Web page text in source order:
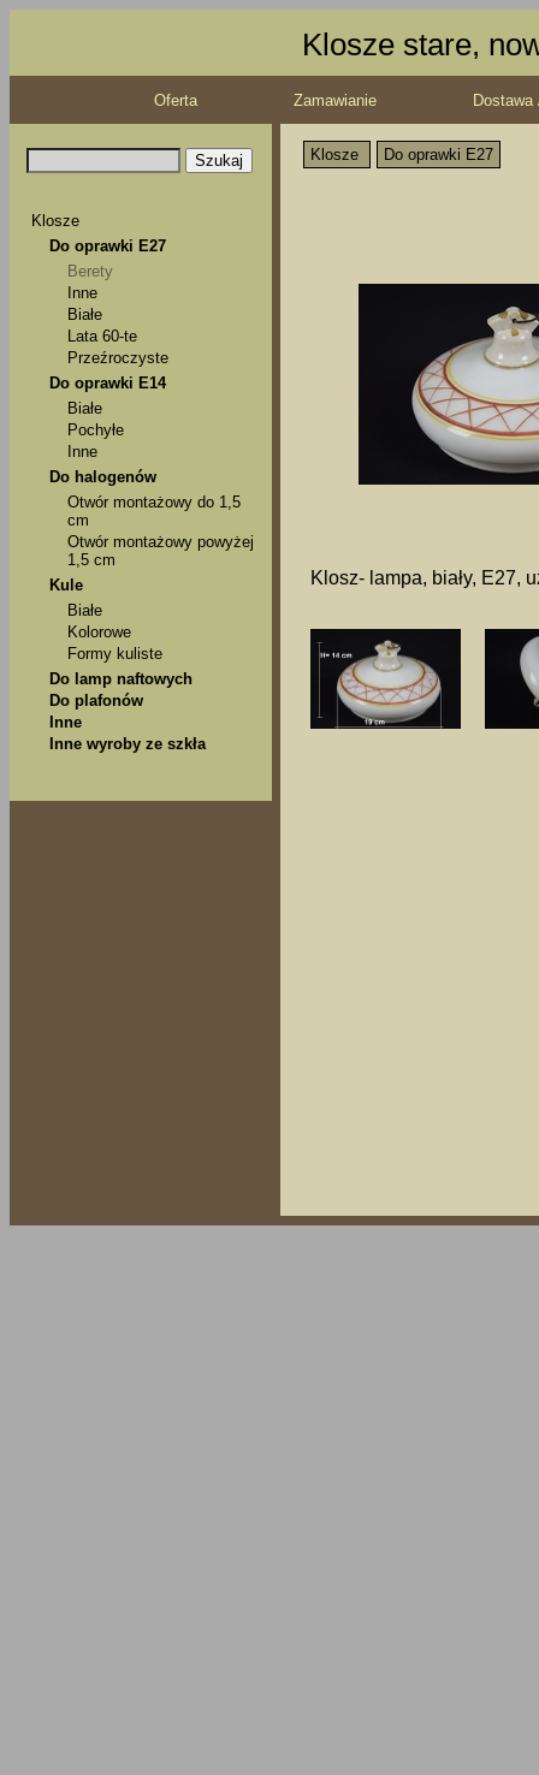
Klosze stare,
Oferta Zamawianie
Klosze
Do oprawki E27
Berety
Inne
Białe
Lata 60-te
Przeźroczyste
Do oprawki E14
Białe
Pochyłe
Inne
Do halogenów
Otwór montażowy do 1,5
cm
Otwór montażowy powyżej
1,5 cm
Kule
Białe
Kolorowe
Formy kuliste
Do lamp naftowych
Do plafonów
Inne
Inne wyroby ze szkła
Klosze Do oprawki E27
Klosz- lampa, biały, E27,